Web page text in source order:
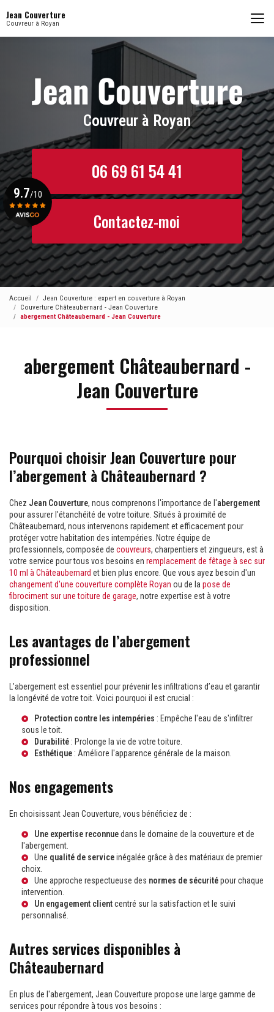
au
contenu
Jean Couverture
Couvreur à Royan
Couvreur à Royan
06 69 61 54 41
Contactez-moi
9.7/10
Voir le certificat
Accueil
Jean Couverture : expert en couverture à Royan
Couverture Châteaubernard - Jean Couverture
abergement Châteaubernard - Jean Couverture
abergement Châteaubernard -
Jean Couverture
Pourquoi choisir Jean Couverture pour
l’abergement à Châteaubernard ?
Chez Jean Couverture, nous comprenons l'importance de l'abergement
pour assurer l'étanchéité de votre toiture. Situés à proximité de
Châteaubernard, nous intervenons rapidement et efficacement pour
protéger votre habitation des intempéries. Notre équipe de
professionnels, composée de couvreurs, charpentiers et zingueurs, est à
votre service pour tous vos besoins en remplacement de fêtage à sec sur
10 ml à Châteaubernard et bien plus encore. Que vous ayez besoin d'un
changement d'une couverture complète Royan ou de lapose de
fibrociment sur une toiture de garage, notre expertise est à votre
disposition.
Les avantages de l’abergement
professionnel
L’abergement est essentiel pour prévenir les infiltrations d’eau et garantir
la longévité de votre toit. Voici pourquoi il est crucial :
Protection contre les intempéries : Empêche l'eau de s'infiltrer
sous le toit.
Durabilité : Prolonge la vie de votre toiture.
Esthétique : Améliore l'apparence générale de la maison.
Nos engagements
En choisissant Jean Couverture, vous bénéficiez de :
Une expertise reconnuedans le domaine de la couverture et de
l'abergement.
Une qualité de serviceinégalée grâce à des matériaux de premier
choix.
Une approche respectueuse des normes de sécuritépour chaque
intervention.
Un engagement clientcentré sur la satisfaction et le suivi
personnalisé.
Autres services disponibles à
Châteaubernard
En plus de l'abergement, Jean Couverture propose une large gamme de
services pour répondre à tous vos besoins :